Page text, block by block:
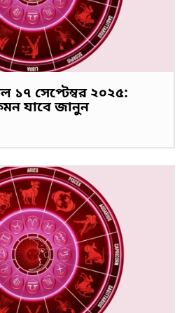
সেপ্টেম্বর ২০২৫:
যাবে জানুন